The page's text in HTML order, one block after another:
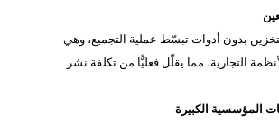
بدون أدوات تبسّط عملية التجميع، وهي
التجارية، مما يقلّل فعليًّا من تكلفة نشر
المؤسسية الكبيرة